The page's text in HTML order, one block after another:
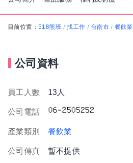
目前位置： 518熊班 / 找工作 / 台南市 / 餐飲業
公司資料
員工人數 13人
公司電話
產業類別 餐飲業
公司傳真 暫不提供